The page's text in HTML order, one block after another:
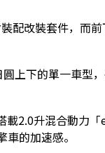
配改裝套件，而
上下的單一車型
2.0升混合動力
的加速感。